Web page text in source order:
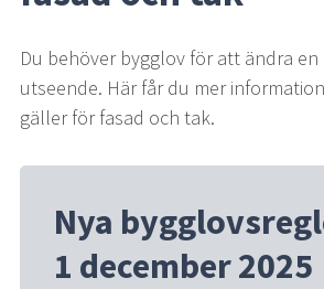
Du behöver bygglov för att ändra
utseende. Här får du mer
gäller för fasad och tak.
Nya
1 december 2025